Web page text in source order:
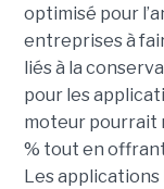
optimisé pour
entreprises à
liés à la
pour les
moteur pourrait
% tout en
Les